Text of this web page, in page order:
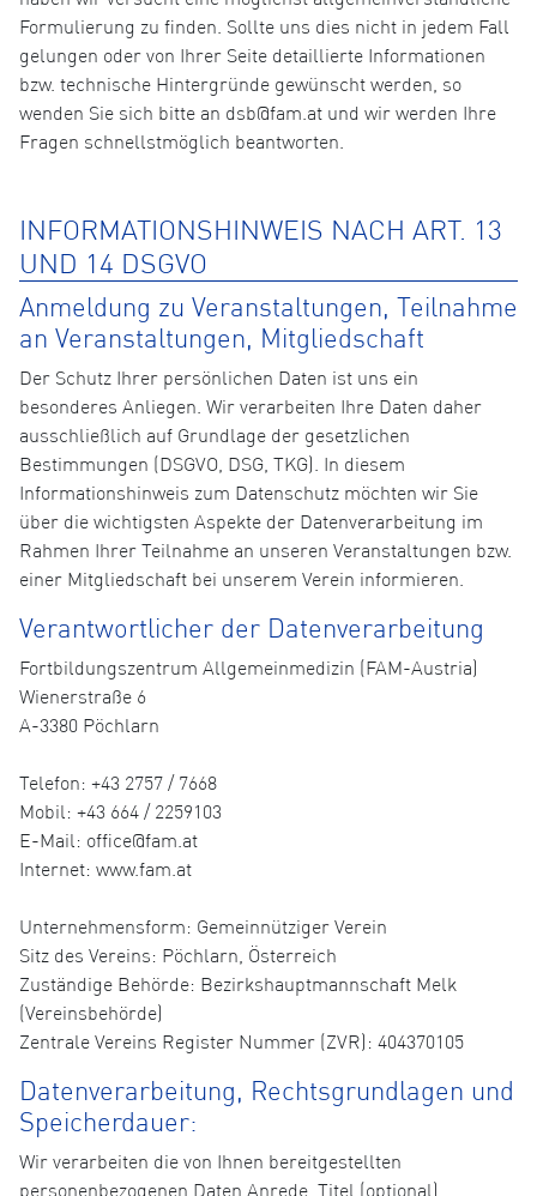
Formulierung zu finden. Sollte uns dies nicht in jedem Fall
gelungen oder von Ihrer Seite detaillierte Informationen
bzw. technische Hintergründe gewünscht werden, so
wenden Sie sich bitte an dsb@fam.at und wir werden Ihre
Fragen schnellstmöglich beantworten.
INFORMATIONSHINWEIS NACH ART. 13
UND 14 DSGVO
Anmeldung zu Veranstaltungen, Teilnahme
an Veranstaltungen, Mitgliedschaft
Der Schutz Ihrer persönlichen Daten ist uns ein
besonderes Anliegen. Wir verarbeiten Ihre Daten daher
ausschließlich auf Grundlage der gesetzlichen
Bestimmungen (DSGVO, DSG, TKG). In diesem
Informationshinweis zum Datenschutz möchten wir Sie
über die wichtigsten Aspekte der Datenverarbeitung im
Rahmen Ihrer Teilnahme an unseren Veranstaltungen bzw.
einer Mitgliedschaft bei unserem Verein informieren.
Verantwortlicher der Datenverarbeitung
Fortbildungszentrum Allgemeinmedizin (FAM-Austria)
Wienerstraße 6
A-3380 Pöchlarn
Telefon: +43 2757 / 7668
Mobil: +43 664 / 2259103
E-Mail: office@fam.at
Internet: www.fam.at
Unternehmensform: Gemeinnütziger Verein
Sitz des Vereins: Pöchlarn, Österreich
Zuständige Behörde: Bezirkshauptmannschaft Melk
(Vereinsbehörde)
Zentrale Vereins Register Nummer (ZVR): 404370105
Datenverarbeitung, Rechtsgrundlagen und
Speicherdauer:
Wir verarbeiten die von Ihnen bereitgestellten
personenbezogenen Daten Anrede, Titel (optional),